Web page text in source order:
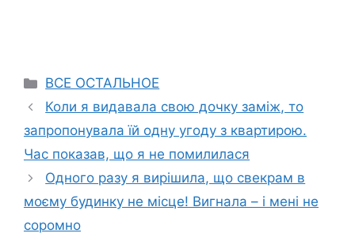
Categories
ВСЕ ОСТАЛЬНОЕ
Коли я видавала свою дочку заміж, то
запропонувала їй одну угоду з квартирою.
Час показав, що я не помилилася
Одного разу я вирішила, що свекрам в
моєму будинку не місце! Вигнала – і мені не
соромно